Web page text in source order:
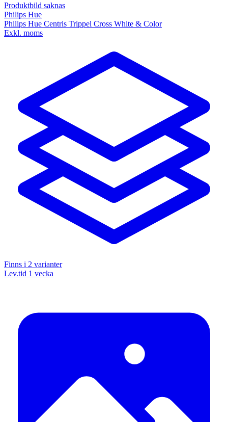
Produktbild saknas
Philips Hue
Philips Hue Centris Trippel Cross White & Color
Exkl. moms
Finns i 2 varianter
Lev.tid 1 vecka